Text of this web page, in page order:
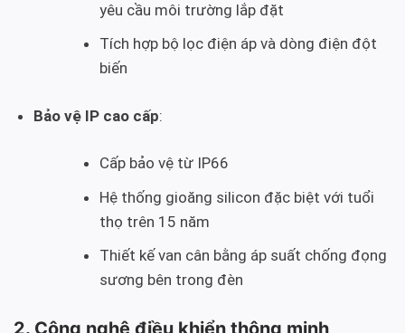
yêu cầu môi trường lắp đặt
Tích hợp bộ lọc điện áp và dòng điện đột
biến
Bảo vệ IP cao cấp:
Cấp bảo vệ từ IP66
Hệ thống gioăng silicon đặc biệt với tuổi
thọ trên 15 năm
Thiết kế van cân bằng áp suất chống đọng
sương bên trong đèn